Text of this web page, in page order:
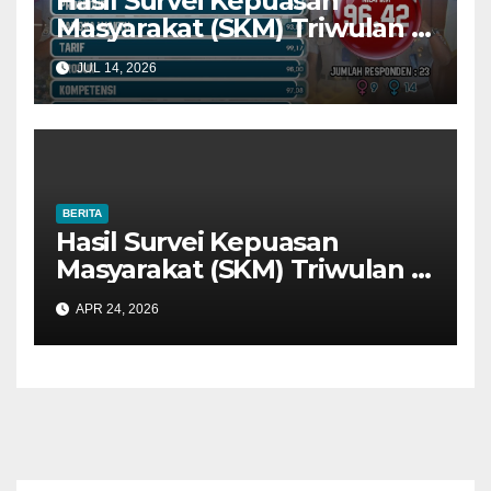
Masyarakat (SKM) Triwulan II
Tahun 2026: Tingkat Kualitas
Pelayanan Sangat Baik
JUL 14, 2026
BERITA
Hasil Survei Kepuasan
Masyarakat (SKM) Triwulan I
Tahun 2026: Tingkat Kualitas
Pelayanan Sangat Baik
APR 24, 2026